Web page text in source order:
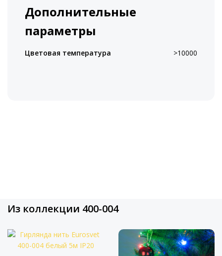
Дополнительные
параметры
Цветовая температура >10000
Из коллекции 400-004